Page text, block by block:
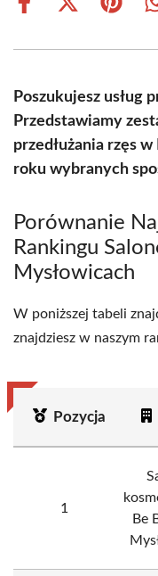
Share
Share
(Twitter)
Share
Poszukujesz usług
Przedstawiamy
przedłużania rzęs
roku wybranych
Porównanie
Rankingu
Mysłowicach
W poniższej tabeli
znajdziesz w naszym
Pozycja
1
Be